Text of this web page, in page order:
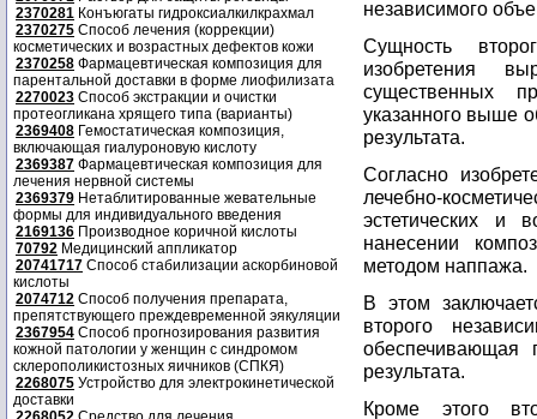
2370281 Конъюгаты гидроксиалкилкрахмал
2370275 Способ лечения (коррекции)
косметических и возрастных дефектов кожи
2370258 Фармацевтическая композиция для
парентальной доставки в форме лиофилизата
2270023 Способ экстракции и очистки
протеогликана хрящего типа (варианты)
2369408 Гемостатическая композиция,
включающая гиалуроновую кислоту
2369387 Фармацевтическая композиция для
лечения нервной системы
2369379 Нетаблитированные жевательные
формы для индивидуального введения
2169136 Производное коричной кислоты
70792 Медицинский аппликатор
20741717 Способ стабилизации аскорбиновой
кислоты
2074712 Способ получения препарата,
препятствующего преждевременной эякуляции
2367954 Способ прогнозирования развития
кожной патологии у женщин с синдромом
склерополикистозных яичников (СПКЯ)
2268075 Устройство для электрокинетической
доставки
независимого
Сущность
изобретения
существенных
указанного выше
результата.
Согласно
лечебно-
эстетических и
нанесении
методом наппажа.
В этом
второго
обеспечивающая
результата.
Кроме этого